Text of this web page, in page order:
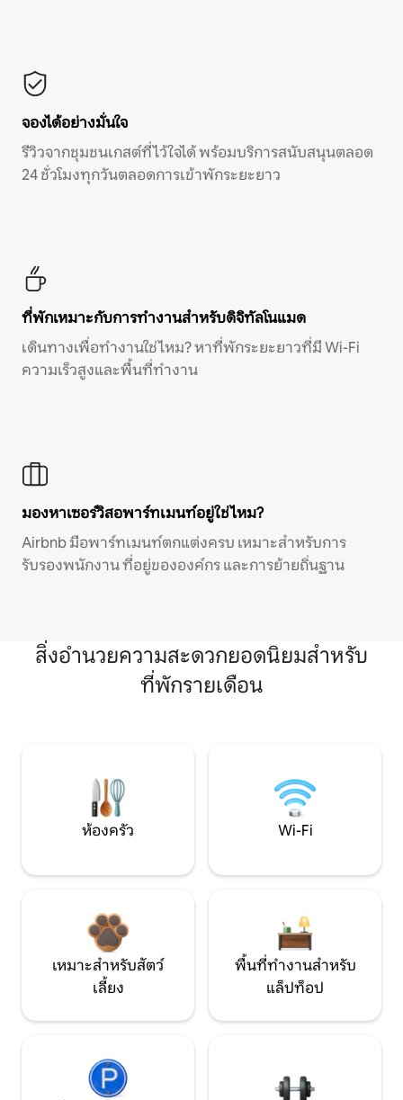
จองได้อย่างมั่นใจ
รีวิวจากชุมชนเกสต์ที่ไว้ใจได้ พร้อมบริการสนับสนุนตลอด
24 ชั่วโมงทุกวันตลอดการเข้าพักระยะยาว
ที่พักเหมาะกับการทำงานสำหรับดิจิทัลโนแมด
เดินทางเพื่อทำงานใช่ไหม? หาที่พักระยะยาวที่มี Wi-Fi
ความเร็วสูงและพื้นที่ทำงาน
มองหาเซอร์วิสอพาร์ทเมนท์อยู่ใช่ไหม?
Airbnb มีอพาร์ทเมนท์ตกแต่งครบ เหมาะสำหรับการ
รับรองพนักงาน ที่อยู่ขององค์กร และการย้ายถิ่นฐาน
สิ่งอำนวยความสะดวกยอดนิยมสำหรับ
ที่พักรายเดือน
ห้องครัว Wi-Fi
เหมาะสำหรับสัตว์
เลี้ยง
พื้นที่ทำงานสำหรับ
แล็ปท็อป